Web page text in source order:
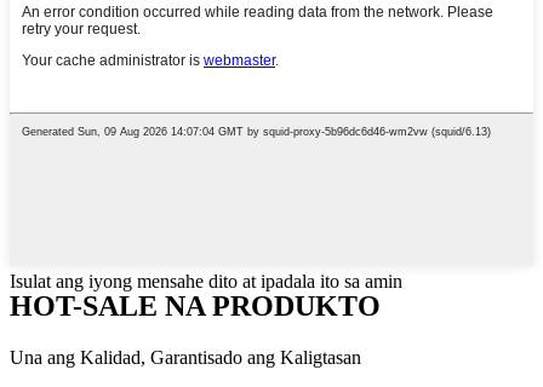
Isulat ang iyong mensahe dito at ipadala ito sa amin
HOT-SALE NA PRODUKTO
Una ang Kalidad, Garantisado ang Kaligtasan